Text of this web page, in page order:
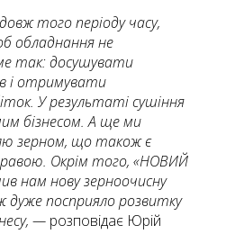
того періоду часу,
обладнання не
так: досушувати
і отримувати
У результаті сушіння
бізнесом. А ще ми
зерном, що також є
Окрім того, «НОВИЙ
нам нову зерноочисну
дуже посприяло розвитку
— розповідає Юрій